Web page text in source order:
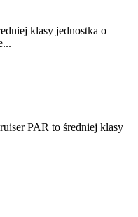
klasy jednostka o
PAR to średniej klasy